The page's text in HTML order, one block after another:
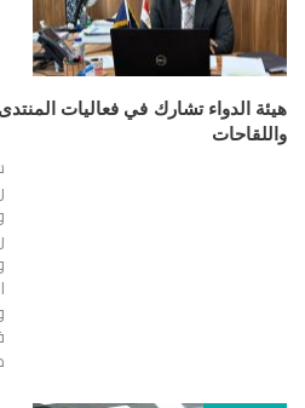
هيئة الدواء تشارك في فعاليات
واللقاحات